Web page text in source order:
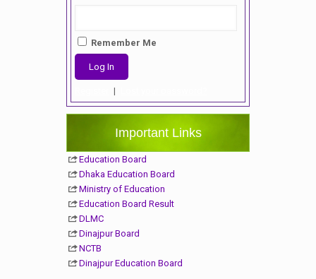
Remember Me
|
Important Links
Education Board
Dhaka Education Board
Ministry of Education
Education Board Result
DLMC
Dinajpur Board
NCTB
Dinajpur Education Board